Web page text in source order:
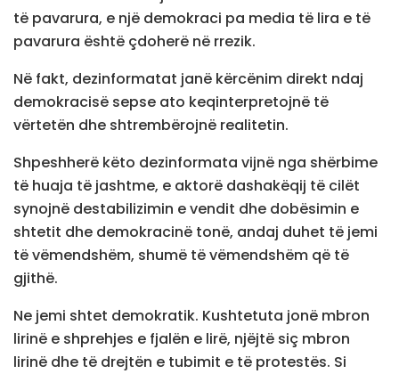
të pavarura, e një demokraci pa media të lira e të
pavarura është çdoherë në rrezik.
Në fakt, dezinformatat janë kërcënim direkt ndaj
demokracisë sepse ato keqinterpretojnë të
vërtetën dhe shtrembërojnë realitetin.
Shpeshherë këto dezinformata vijnë nga shërbime
të huaja të jashtme, e aktorë dashakëqij të cilët
synojnë destabilizimin e vendit dhe dobësimin e
shtetit dhe demokracinë tonë, andaj duhet të jemi
të vëmendshëm, shumë të vëmendshëm që të
gjithë.
Ne jemi shtet demokratik. Kushtetuta jonë mbron
lirinë e shprehjes e fjalën e lirë, njëjtë siç mbron
lirinë dhe të drejtën e tubimit e të protestës. Si